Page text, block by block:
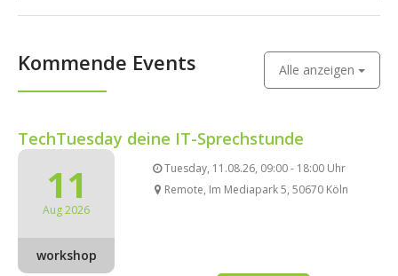
Kommende Events Alle anzeigen
TechTuesday deine IT-Sprechstunde
11
Aug 2026
workshop
Tuesday, 11.08.26, 09:00 - 18:00 Uhr
Remote, Im Mediapark 5, 50670 Köln